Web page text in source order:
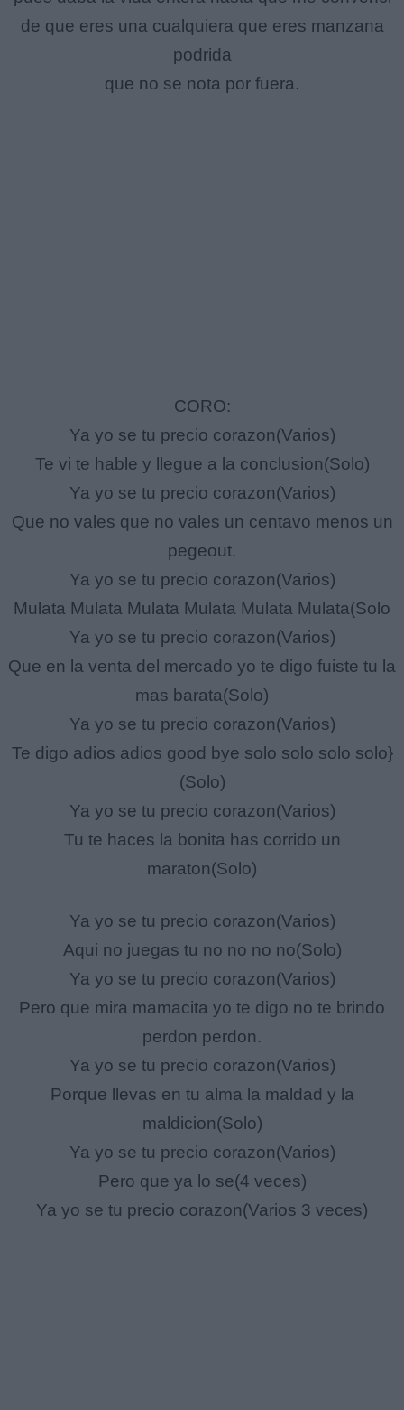
de que eres una cualquiera que eres manzana
podrida
que no se nota por fuera.
CORO:
Ya yo se tu precio corazon(Varios)
Te vi te hable y llegue a la conclusion(Solo)
Ya yo se tu precio corazon(Varios)
Que no vales que no vales un centavo menos un
pegeout.
Ya yo se tu precio corazon(Varios)
Mulata Mulata Mulata Mulata Mulata Mulata(Solo
Ya yo se tu precio corazon(Varios)
Que en la venta del mercado yo te digo fuiste tu la
mas barata(Solo)
Ya yo se tu precio corazon(Varios)
Te digo adios adios good bye solo solo solo solo}
(Solo)
Ya yo se tu precio corazon(Varios)
Tu te haces la bonita has corrido un
maraton(Solo)
Ya yo se tu precio corazon(Varios)
Aqui no juegas tu no no no no(Solo)
Ya yo se tu precio corazon(Varios)
Pero que mira mamacita yo te digo no te brindo
perdon perdon.
Ya yo se tu precio corazon(Varios)
Porque llevas en tu alma la maldad y la
maldicion(Solo)
Ya yo se tu precio corazon(Varios)
Pero que ya lo se(4 veces)
Ya yo se tu precio corazon(Varios 3 veces)